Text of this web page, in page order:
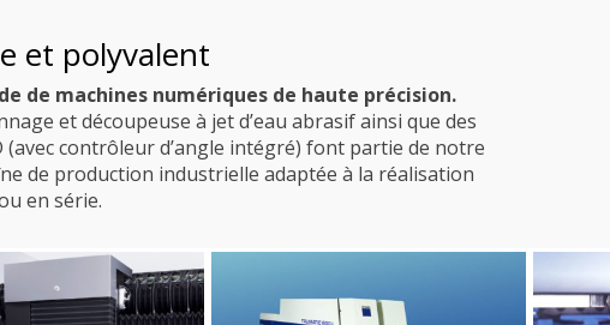
et polyvalent
de machines numériques de haute précision.
et découpeuse à jet d’eau abrasif ainsi que des
(avec contrôleur d’angle intégré) font partie de notre
de production industrielle adaptée à la réalisation
en série.